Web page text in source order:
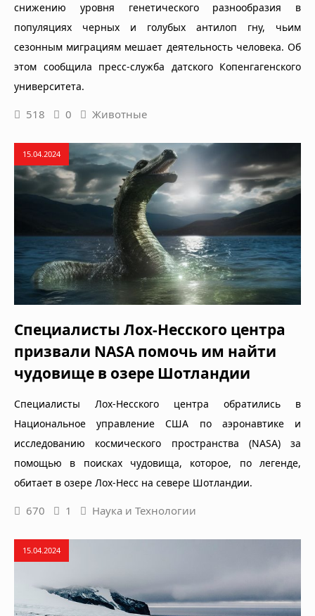
снижению уровня генетического разнообразия в
популяциях черных и голубых антилоп гну, чьим
сезонным миграциям мешает деятельность человека. Об
этом сообщила пресс-служба датского Копенгагенского
университета.
518 0 Животные
15.04.2024
Специалисты Лох-Несского центра
призвали NASA помочь им найти
чудовище в озере Шотландии
Специалисты Лох-Несского центра обратились в
Национальное управление США по аэронавтике и
исследованию космического пространства (NASA) за
помощью в поисках чудовища, которое, по легенде,
обитает в озере Лох-Несс на севере Шотландии.
670 1 Наука и Технологии
15.04.2024